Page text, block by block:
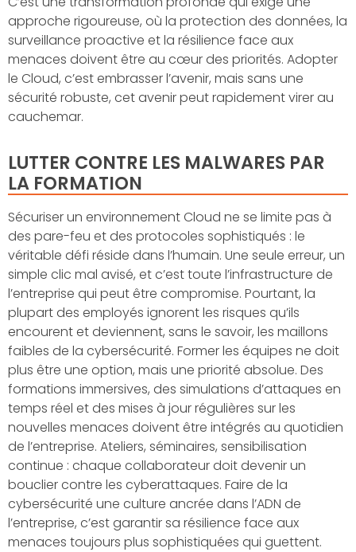
approche rigoureuse, où la protection des données, la
surveillance proactive et la résilience face aux
menaces doivent être au cœur des priorités. Adopter
le Cloud, c’est embrasser l’avenir, mais sans une
sécurité robuste, cet avenir peut rapidement virer au
cauchemar.
LUTTER CONTRE LES MALWARES PAR
LA FORMATION
Sécuriser un environnement Cloud ne se limite pas à
des pare-feu et des protocoles sophistiqués : le
véritable défi réside dans l’humain. Une seule erreur, un
simple clic mal avisé, et c’est toute l’infrastructure de
l’entreprise qui peut être compromise. Pourtant, la
plupart des employés ignorent les risques qu’ils
encourent et deviennent, sans le savoir, les maillons
faibles de la cybersécurité. Former les équipes ne doit
plus être une option, mais une priorité absolue. Des
formations immersives, des simulations d’attaques en
temps réel et des mises à jour régulières sur les
nouvelles menaces doivent être intégrés au quotidien
de l’entreprise. Ateliers, séminaires, sensibilisation
continue : chaque collaborateur doit devenir un
bouclier contre les cyberattaques. Faire de la
cybersécurité une culture ancrée dans l’ADN de
l’entreprise, c’est garantir sa résilience face aux
menaces toujours plus sophistiquées qui guettent.